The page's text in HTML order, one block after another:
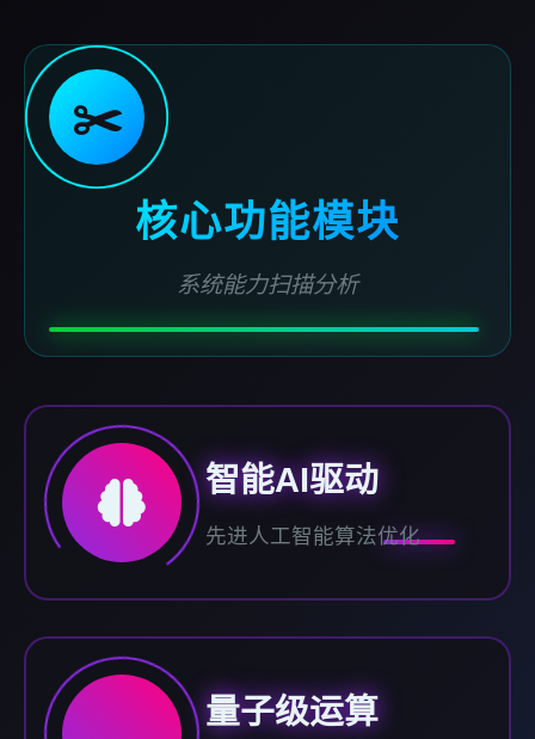
✂️
核心功能模块
系统能力扫描分析
智能AI驱动
先进人工智能算法优化
量子级运算